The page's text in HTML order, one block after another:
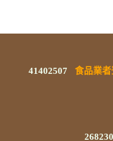
41402507
食品業
地址
客服